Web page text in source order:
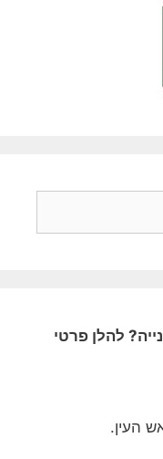
להלן פרטי